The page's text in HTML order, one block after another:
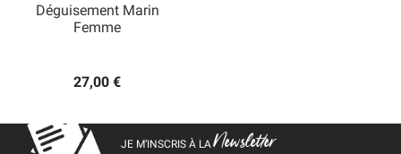
Déguisement Marin
Femme
27,00 €
JE M’INSCRIS À LANewsletter